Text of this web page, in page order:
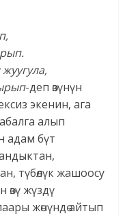
-деп өзүнүн
экенин, ага
алып
адам бүт
түбөлүк жашоосу
жүздү
жөнүндө айтып